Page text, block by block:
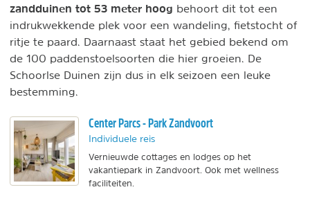
zandduinen tot 53 meter hoog behoort dit tot een
indrukwekkende plek voor een wandeling, fietstocht of
ritje te paard. Daarnaast staat het gebied bekend om
de 100 paddenstoelsoorten die hier groeien. De
Schoorlse Duinen zijn dus in elk seizoen een leuke
bestemming.
Center Parcs - Park Zandvoort
Individuele reis
Vernieuwde cottages en lodges op het
vakantiepark in Zandvoort. Ook met wellness
faciliteiten.